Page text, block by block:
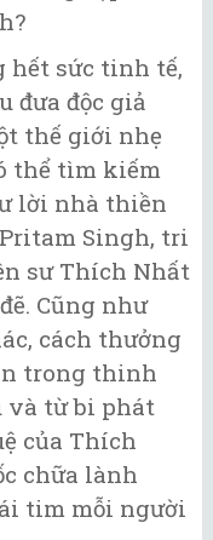
hết sức tinh tế,
đưa độc giả
thế giới nhẹ
thể tìm kiếm
lời nhà thiền
Singh, tri
sư Thích Nhất
Cũng như
cách thưởng
trong thinh
và từ bi phát
của Thích
chữa lành
tim mỗi người